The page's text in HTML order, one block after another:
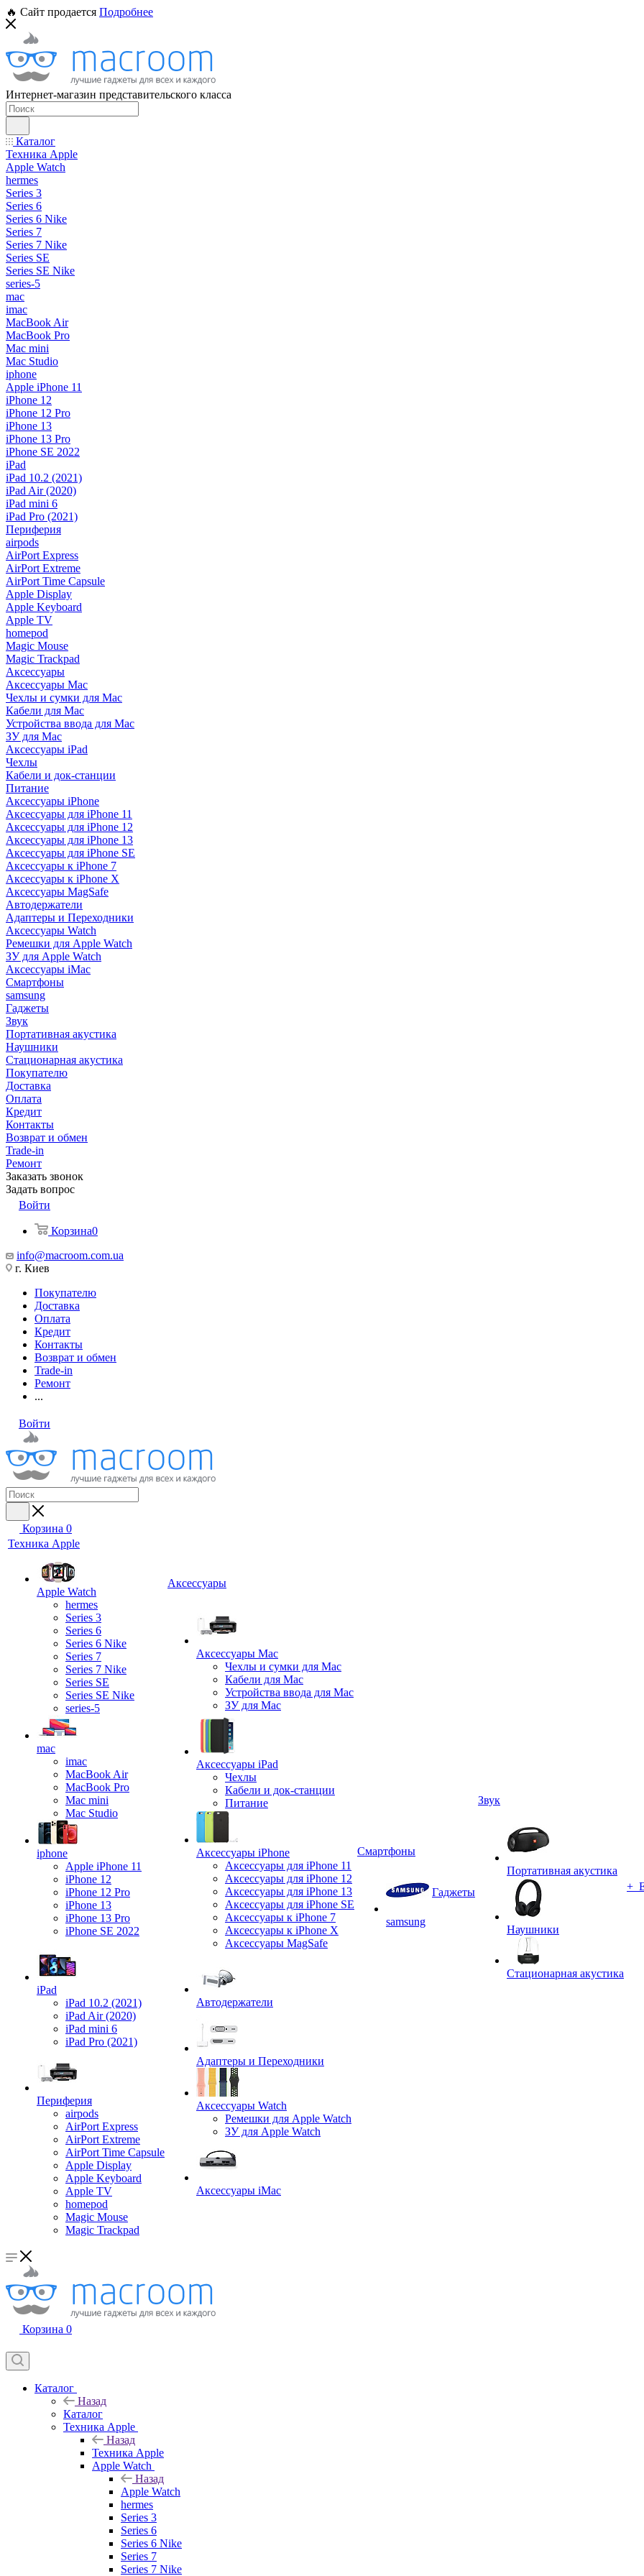
🔥 Сайт продается Подробнее
Интернет-магазин представительского класса
Каталог
Техника Apple
Apple Watch
hermes
Series 3
Series 6
Series 6 Nike
Series 7
Series 7 Nike
Series SE
Series SE Nike
series-5
mac
imac
MacBook Air
MacBook Pro
Mac mini
Mac Studio
iphone
Apple iPhone 11
iPhone 12
iPhone 12 Pro
iPhone 13
iPhone 13 Pro
iPhone SE 2022
iPad
iPad 10.2 (2021)
iPad Air (2020)
iPad mini 6
iPad Pro (2021)
Периферия
airpods
AirPort Express
AirPort Extreme
AirPort Time Capsule
Apple Display
Apple Keyboard
Apple TV
homepod
Magic Mouse
Magic Trackpad
Аксессуары
Аксессуары Mac
Чехлы и сумки для Mac
Кабели для Mac
Устройства ввода для Mac
ЗУ для Mac
Аксессуары iPad
Чехлы
Кабели и док-станции
Питание
Аксессуары iPhone
Аксессуары для iPhone 11
Аксессуары для iPhone 12
Аксессуары для iPhone 13
Аксессуары для iPhone SE
Аксессуары к iPhone 7
Аксессуары к iPhone X
Аксессуары MagSafe
Автодержатели
Адаптеры и Переходники
Аксессуары Watch
Ремешки для Apple Watch
ЗУ для Apple Watch
Аксессуары iMac
Смартфоны
samsung
Гаджеты
Звук
Портативная акустика
Наушники
Стационарная акустика
Покупателю
Доставка
Оплата
Кредит
Контакты
Возврат и обмен
Trade-in
Ремонт
Заказать звонок
Задать вопрос
Войти
Корзина0
info@macroom.com.ua
г. Киев
Покупателю
Доставка
Оплата
Кредит
Контакты
Возврат и обмен
Trade-in
Ремонт
...
Войти
Корзина 0
Техника Apple
Apple Watch
hermes
Series 3
Series 6
Series 6 Nike
Series 7
Series 7 Nike
Series SE
Series SE Nike
series-5
mac
imac
MacBook Air
MacBook Pro
Mac mini
Mac Studio
iphone
Apple iPhone 11
iPhone 12
iPhone 12 Pro
iPhone 13
iPhone 13 Pro
iPhone SE 2022
iPad
iPad 10.2 (2021)
iPad Air (2020)
iPad mini 6
iPad Pro (2021)
Периферия
airpods
AirPort Express
AirPort Extreme
AirPort Time Capsule
Apple Display
Apple Keyboard
Apple TV
homepod
Magic Mouse
Magic Trackpad
Аксессуары
Аксессуары Mac
Чехлы и сумки для Mac
Кабели для Mac
Устройства ввода для Mac
ЗУ для Mac
Аксессуары iPad
Чехлы
Кабели и док-станции
Питание
Аксессуары iPhone
Аксессуары для iPhone 11
Аксессуары для iPhone 12
Аксессуары для iPhone 13
Аксессуары для iPhone SE
Аксессуары к iPhone 7
Аксессуары к iPhone X
Аксессуары MagSafe
Автодержатели
Адаптеры и Переходники
Аксессуары Watch
Ремешки для Apple Watch
ЗУ для Apple Watch
Аксессуары iMac
Смартфоны
samsung
Гаджеты
Звук
Портативная акустика
Наушники
Стационарная акустика
+
Корзина 0
Каталог
Назад
Каталог
Техника Apple
Назад
Техника Apple
Apple Watch
Назад
Apple Watch
hermes
Series 3
Series 6
Series 6 Nike
Series 7
Series 7 Nike